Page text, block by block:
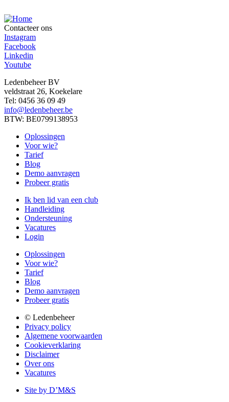
We nemen graag het zware werk voor je uit handen en staan klaar
om je taken te verlichten.
Boek een demo
Contacteer ons
Instagram
Facebook
Linkedin
Youtube
Ledenbeheer BV
veldstraat 26, Koekelare
Tel: 0456 36 09 49
info@ledenbeheer.be
BTW: BE0799138953
Oplossingen
Voor wie?
Tarief
Blog
Demo aanvragen
Probeer gratis
Ik ben lid van een club
Handleiding
Ondersteuning
Vacatures
Login
Oplossingen
Voor wie?
Tarief
Blog
Demo aanvragen
Probeer gratis
© Ledenbeheer
Privacy policy
Algemene voorwaarden
Cookieverklaring
Disclaimer
Over ons
Vacatures
Site by D’M&S